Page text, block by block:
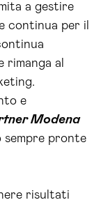
a gestire
continua per il
rimanga al
e
Modena
sempre pronte
risultati